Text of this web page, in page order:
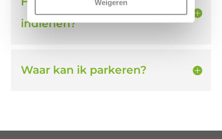
Weigeren
indienen?
Waar kan ik parkeren?